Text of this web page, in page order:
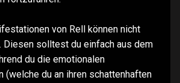
von Rell können nicht
Diesen solltest du einfach aus dem
du die emotionalen
(welche du an ihren schattenhaften